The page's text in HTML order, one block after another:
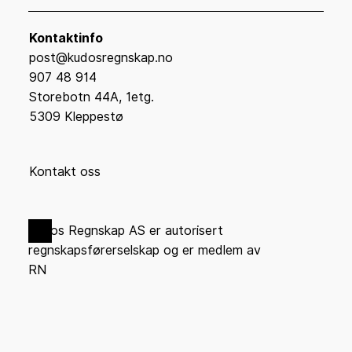
Kontaktinfo
post@kudosregnskap.no
907 48 914
Storebotn 44A, 1etg.
5309 Kleppestø
Kontakt oss
Kudos Regnskap AS er autorisert
regnskapsførerselskap og er medlem av
RN